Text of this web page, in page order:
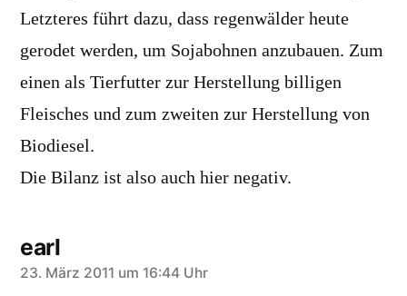
Letzteres führt dazu, dass regenwälder heute
gerodet werden, um Sojabohnen anzubauen. Zum
einen als Tierfutter zur Herstellung billigen
Fleisches und zum zweiten zur Herstellung von
Biodiesel.
Die Bilanz ist also auch hier negativ.
earl
sagt:
23. März 2011 um 16:44 Uhr